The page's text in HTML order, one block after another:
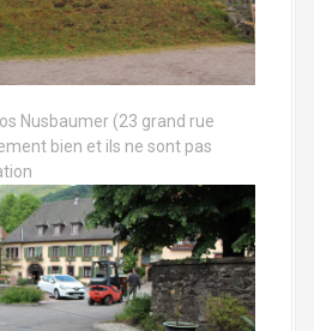
Nusbaumer (23 grand rue
bien et ils ne sont pas